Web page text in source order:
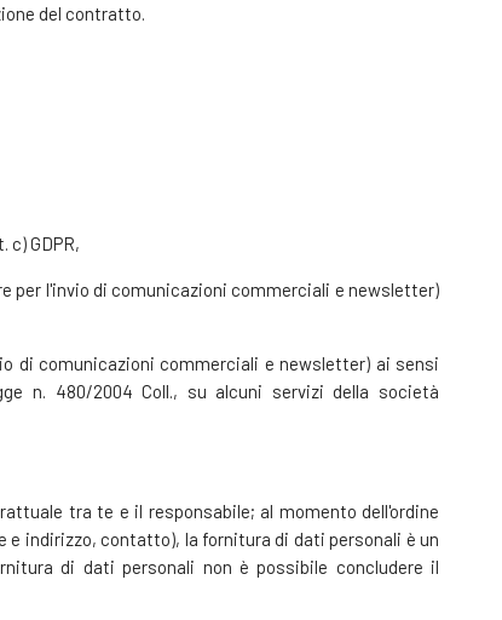
del contratto.
GDPR,
l'invio di comunicazioni commerciali e newsletter)
di comunicazioni commerciali e newsletter) ai sensi
n. 480/2004 Coll., su alcuni servizi della società
tra te e il responsabile; al momento dell'ordine
e indirizzo, contatto), la fornitura di dati personali è un
di dati personali non è possibile concludere il